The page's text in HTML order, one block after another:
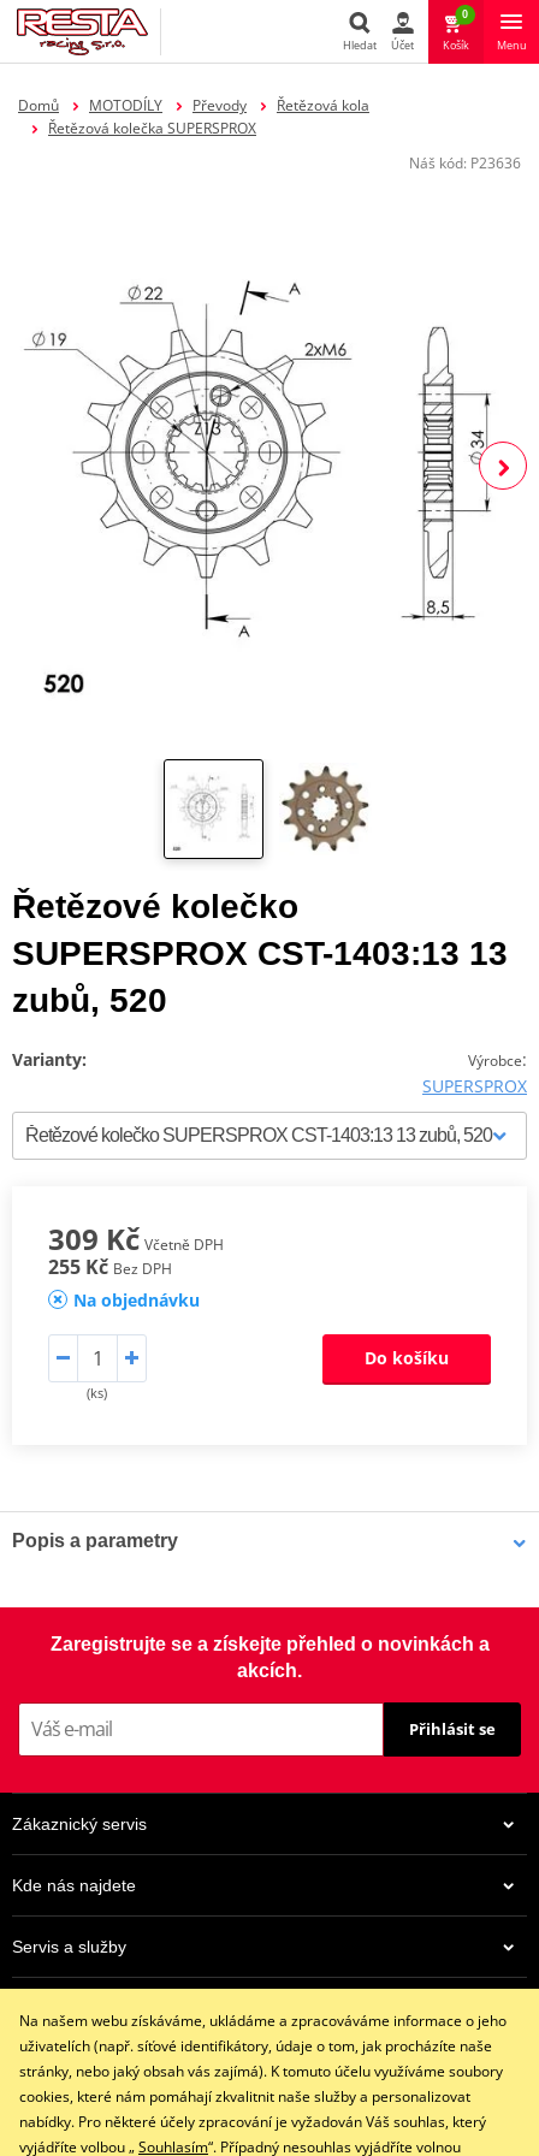
Hledat Účet
0
Košík Menu
Domů MOTODÍLY Převody
Řetězová kola
Řetězová kolečka SUPERSPROX
Náš kód: P23636
Řetězové kolečko
SUPERSPROX CST-1403:13 13
zubů, 520
Výrobce:
SUPERSPROX
Varianty:
309 Kč Včetně DPH
255 Kč Bez DPH
Na objednávku
(ks)
Do košíku
Popis a parametry
Závodní kvalita pro každého! Řetězová kolečka Supersprox splňují
standardy továrních týmů ze světových šampionátů jako WSBK,
Materiál
Vyrobeny z nízkouhlíkové oceli SCM-435 (18HGT, která je karbonem
impregnovaná pro maximální pevnost a odolnost.
Méně tření
způsobené třením řetězu.
Odlehčené provedení
Každé kolečko má sníženou hmotnost díky radiálním otvorům
nebo drážkám (pouze kované modely).
Zaregistrujte se a získejte přehled o novinkách a
akcích.
Přihlásit se
Zákaznický servis
Kde nás najdete
Servis a služby
+420 602 341 855
restaracing@email.cz
9:00 - 16:00 hod.
Na našem webu získáváme, ukládáme a zpracováváme informace o jeho
uživatelích (např. síťové identifikátory, údaje o tom, jak procházíte naše
stránky, nebo jaký obsah vás zajímá). K tomuto účelu využíváme soubory
cookies, které nám pomáhají zkvalitnit naše služby a personalizovat
nabídky. Pro některé účely zpracování je vyžadován Váš souhlas, který
vyjádříte volbou „Souhlasím“. Případný nesouhlas vyjádříte volnou